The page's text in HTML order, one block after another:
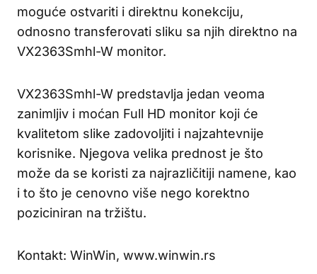
moguće ostvariti i direktnu konekciju,
odnosno transferovati sliku sa njih direktno na
VX2363Smhl-W monitor.
VX2363Smhl-W predstavlja jedan veoma
zanimljiv i moćan Full HD monitor koji će
kvalitetom slike zadovoljiti i najzahtevnije
korisnike. Njegova velika prednost je što
može da se koristi za najrazličitiji namene, kao
i to što je cenovno više nego korektno
poziciniran na tržištu.
Kontakt: WinWin, www.winwin.rs